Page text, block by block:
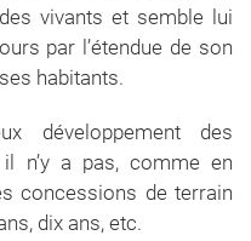
vivants et semble lui
par l’étendue de son
habitants.
développement des
il n’y a pas, comme en
concessions de terrain
dix ans, etc.